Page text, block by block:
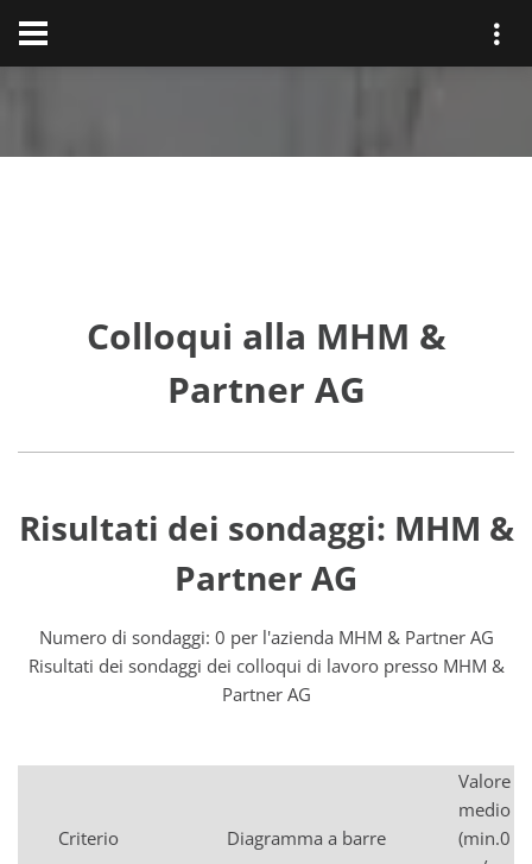
Colloqui alla MHM &
Partner AG
Risultati dei sondaggi: MHM &
Partner AG
Numero di sondaggi: 0 per l'azienda MHM & Partner AG
Risultati dei sondaggi dei colloqui di lavoro presso MHM &
Partner AG
Criterio Diagramma a barre
Valore
medio
(min.0